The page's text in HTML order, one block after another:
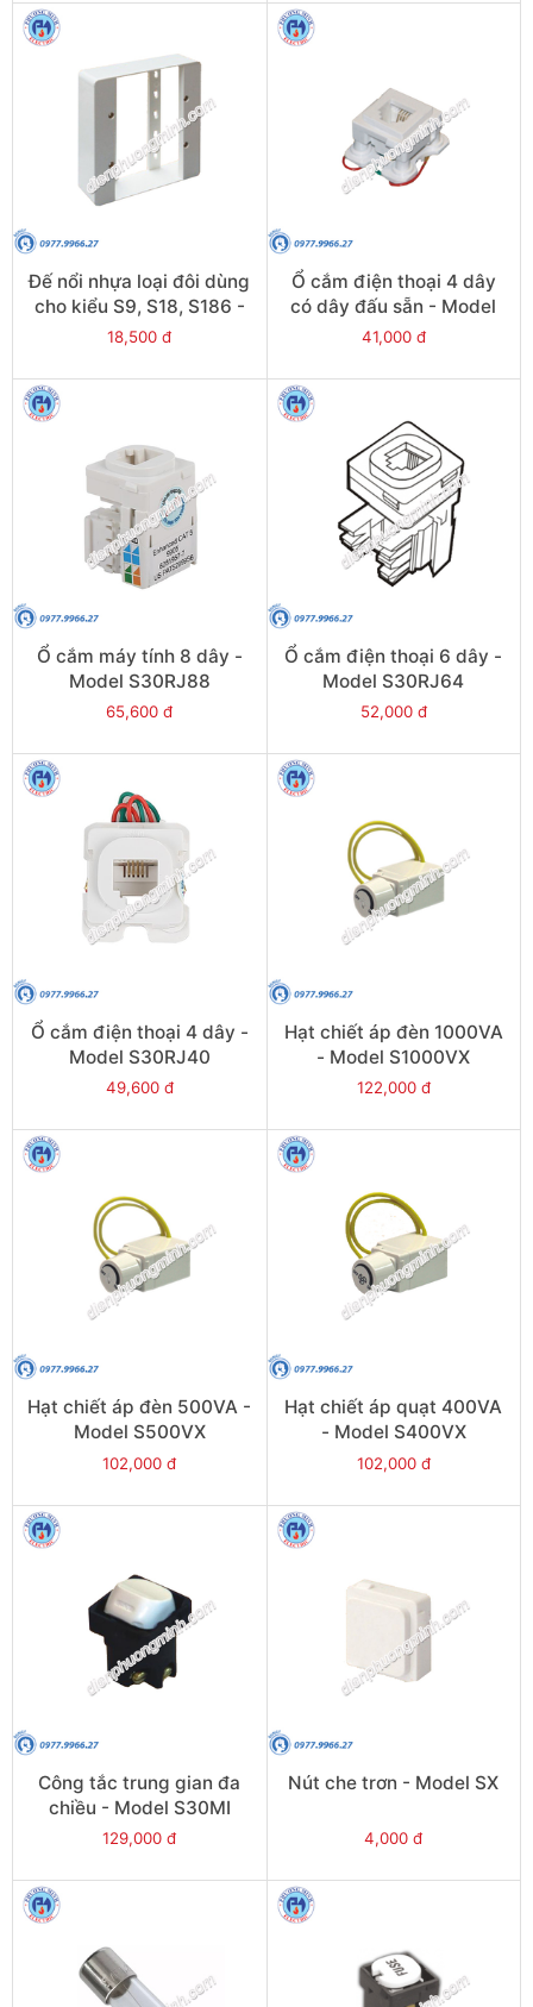
Đế nổi nhựa loại đôi dùng
cho kiểu S9, S18, S186 -
Model CK157/D
18,500 đ
Ổ cắm điện thoại 4 dây
có dây đấu sẵn - Model
S30RJ40/W
41,000 đ
Ổ cắm máy tính 8 dây -
Model S30RJ88
65,600 đ
Ổ cắm điện thoại 6 dây -
Model S30RJ64
52,000 đ
Ổ cắm điện thoại 4 dây -
Model S30RJ40
49,600 đ
Hạt chiết áp đèn 1000VA
- Model S1000VX
122,000 đ
Hạt chiết áp đèn 500VA -
Model S500VX
102,000 đ
Hạt chiết áp quạt 400VA
- Model S400VX
102,000 đ
Công tắc trung gian đa
chiều - Model S30MI
129,000 đ
Nút che trơn - Model SX
4,000 đ